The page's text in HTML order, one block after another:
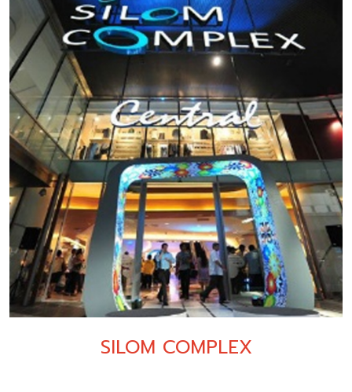
SILOM COMPLEX